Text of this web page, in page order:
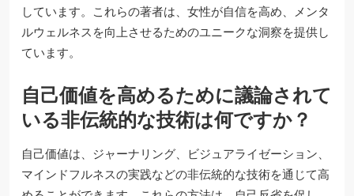
しています。これらの著者は、女性が自信を高め、メンタ
ルウェルネスを向上させるためのユニークな洞察を提供し
ています。
自己価値を高めるために議論されて
いる非伝統的な技術は何ですか？
自己価値は、ジャーナリング、ビジュアライゼーション、
マインドフルネスの実践などの非伝統的な技術を通じて高